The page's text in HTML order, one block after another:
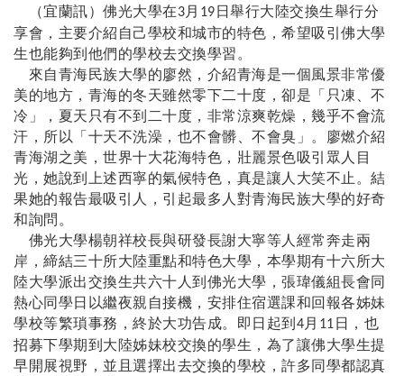
（宜蘭訊）佛光大學在3月 19日舉行大陸交換生舉行分
享會，主要介紹自己學校和城市的特色，希望吸引佛大學
生也能夠到他們的學校去交換學習。
來自青海民族大學的廖然，介紹青海是一個風景非常優
美的地方，青海的冬天雖然零下二十度，卻是 「只凍、 不
冷 」
，夏天只有不到二十度，非常涼爽乾燥，幾乎不會流
汗，所以 「十天不洗澡，也不會髒、 不會臭 」 。廖燃介紹
青海湖之美，世界十大花海特色，壯麗景色吸引眾人目
光，她說到上述西寧的氣候特色，真是讓人大笑不止。結
果她的報告最吸引人，引起最多人對青海民族大學的好奇
和詢問。
佛光大學楊朝祥校長與研發長謝大寧等人經常奔走兩
岸，締結三十所大陸重點和特色大學，本學期有十六所大
陸大學派出交換生共六十人到佛光大學，張瑋儀組長會同
熱心同學日以繼夜親自接機，安排住宿選課和回報各姊妹
學校等繁瑣事務，終於大功告成。即日起到4月 11日，也
招募下學期到大陸姊妹校交換的學生，為了讓佛大學生提
早開展視野，並且選擇出去交換的學校，許多同學都認真